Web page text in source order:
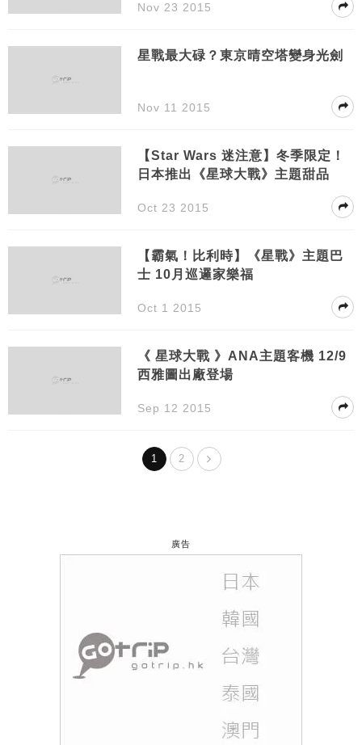
Nov 23 2015
星戰最大碌？東京晴空塔變身光劍
Nov 11 2015
【Star Wars 迷注意】冬季限定！
日本推出《星球大戰》主題甜品
Oct 23 2015
【霸氣！比利時‬】《星戰》主題巴
士 10月巡邏家樂福
Oct 1 2015
《 星球大戰 》ANA主題客機 12/9
西雅圖出廠登場
Sep 12 2015
1 2
廣告